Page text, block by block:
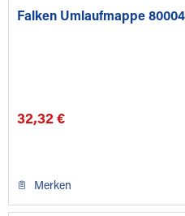
Falken Umlaufmappe
32,32 €
Merken